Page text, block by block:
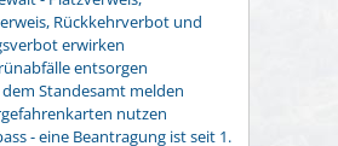
Rückkehrverbot und
erwirken
entsorgen
Standesamt melden
nutzen
- eine Beantragung ist seit 1.